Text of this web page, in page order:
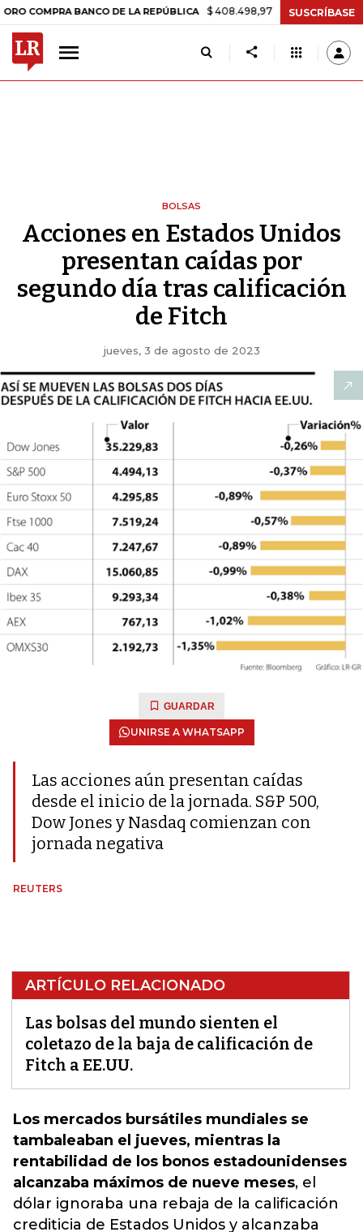
BANCO DE LA REPÚBLICA $ 408.498,97 +$ 8.753,81 +2,19%
SUSCRÍBASE
BOLSAS
Acciones en Estados Unidos
presentan caídas por
segundo día tras calificación
de Fitch
jueves, 3 de agosto de 2023
GUARDAR
UNIRSE A WHATSAPP
Las acciones aún presentan caídas
desde el inicio de la jornada. S&P 500,
Dow Jones y Nasdaq comienzan con
jornada negativa
REUTERS
ARTÍCULO RELACIONADO
Las bolsas del mundo sienten el
coletazo de la baja de calificación de
Fitch a EE.UU.
Los mercados bursátiles mundiales se
tambaleaban el jueves, mientras la
rentabilidad de los bonos estadounidenses
alcanzaba máximos de nueve meses, el
dólar ignoraba una rebaja de la calificación
crediticia de Estados Unidos y alcanzaba